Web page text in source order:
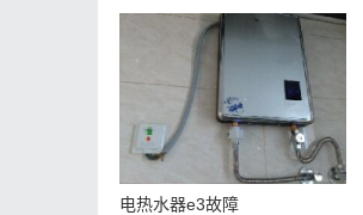
电热水器e3故障